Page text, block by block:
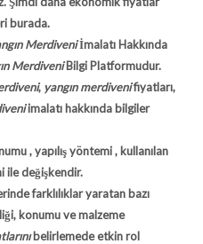
burada.
Merdiveniİmalatı Hakkında
MerdiveniBilgi Platformudur.
, yangın merdivenifiyatları,
imalatı hakkında bilgiler
, yapılış yöntemi , kullanılan
ile değişkendir.
farklılıklar yaratan bazı
konumu ve malzeme
belirlemede etkin rol